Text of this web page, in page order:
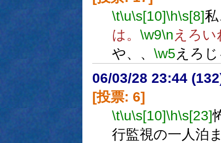
\t\u\s[10]\h\s[8]
は。 \w9\n えろ
や、、 \w5えろ
06/03/28 23:44
[投票: 6]
\t\u\s[10]\h\s[23]
行監視の一人泊